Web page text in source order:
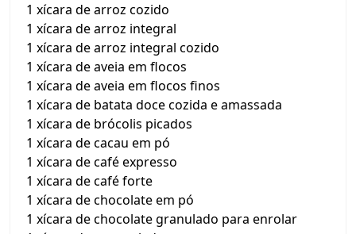
1 xícara de arroz cozido
1 xícara de arroz integral
1 xícara de arroz integral cozido
1 xícara de aveia em flocos
1 xícara de aveia em flocos finos
1 xícara de batata doce cozida e amassada
1 xícara de brócolis picados
1 xícara de cacau em pó
1 xícara de café expresso
1 xícara de café forte
1 xícara de chocolate em pó
1 xícara de chocolate granulado para enrolar